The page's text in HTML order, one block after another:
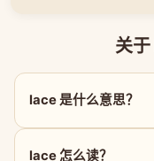
关于
lace 是什么意思？
lace 怎么读？